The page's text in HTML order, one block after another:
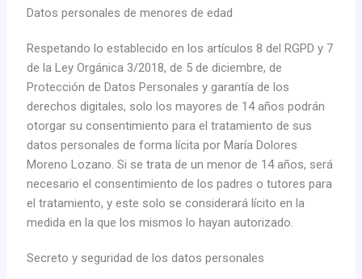
Datos personales de menores de edad
Respetando lo establecido en los artículos 8 del RGPD y 7
de la Ley Orgánica 3/2018, de 5 de diciembre, de
Protección de Datos Personales y garantía de los
derechos digitales, solo los mayores de 14 años podrán
otorgar su consentimiento para el tratamiento de sus
datos personales de forma lícita por María Dolores
Moreno Lozano. Si se trata de un menor de 14 años, será
necesario el consentimiento de los padres o tutores para
el tratamiento, y este solo se considerará lícito en la
medida en la que los mismos lo hayan autorizado.
Secreto y seguridad de los datos personales